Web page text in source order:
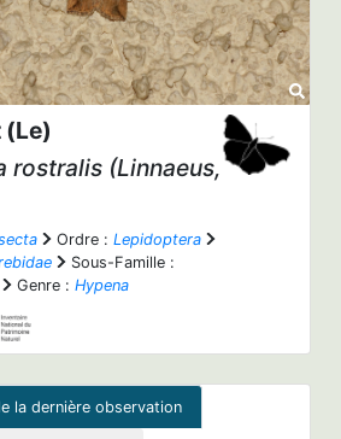
(Le)
rostralis (Linnaeus,
Ordre : Lepidoptera
Sous-Famille :
Genre : Hypena
la dernière observation